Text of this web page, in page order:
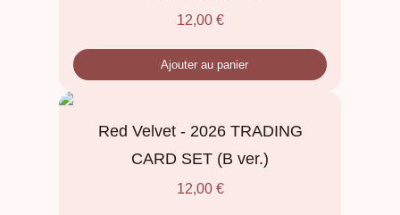
12,00 €
Ajouter au panier
Red Velvet - 2026 TRADING
CARD SET (B ver.)
12,00 €